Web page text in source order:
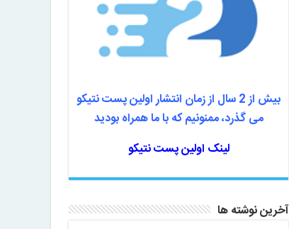
بیش از 2 سال از زمان انتشار اولین پست نتیکو
می گذرد، ممنونیم که با ما همراه بودید
لینک اولین پست نتیکو
آخرین نوشته ها